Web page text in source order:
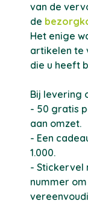
van de
de
Het enige
artikelen te
die u heeft
Bij levering
- 50 gratis
aan omzet.
- Een
1.000.
- Stickervel
nummer